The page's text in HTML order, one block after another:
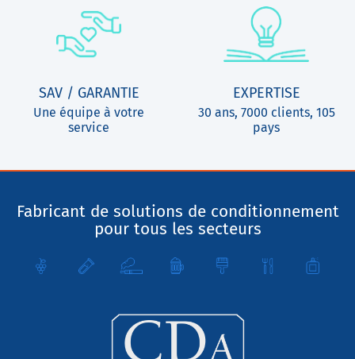
SAV / GARANTIE
Une équipe à votre
service
EXPERTISE
30 ans, 7000 clients, 105
pays
Fabricant de solutions de conditionnement
pour tous les secteurs